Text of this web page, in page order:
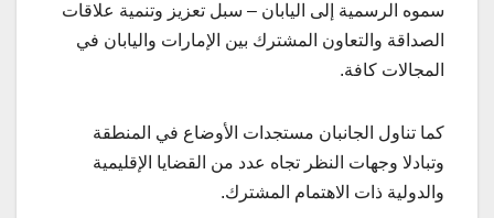
سموه الرسمية إلى اليابان – سبل تعزيز وتنمية علاقات
الصداقة والتعاون المشترك بين الإمارات واليابان في
المجالات كافة.
كما تناول الجانبان مستجدات الأوضاع في المنطقة
وتبادلا وجهات النظر تجاه عدد من القضايا الإقليمية
والدولية ذات الاهتمام المشترك.